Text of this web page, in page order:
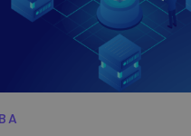
un vienkāršs kriptovalūtu maks